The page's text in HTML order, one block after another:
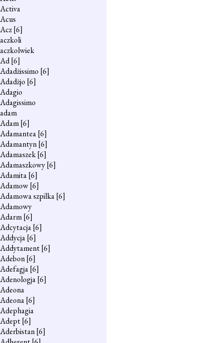
Activa
Acus
Acz[6]
aczkoli
aczkolwiek
Ad[6]
Adadżissimo [6]
Adadżjo [6]
Adagio
Adagissimo
adam
Adam[6]
Adamantea[6]
Adamantyn[6]
Adamaszek[6]
Adamaszkowy[6]
Adamita[6]
Adamow[6]
Adamowa szpilka[6]
Adamowy
Adarm[6]
Adcytacja[6]
Addycja[6]
Addytament[6]
Adebon[6]
Adefagja[6]
Adenologja[6]
Adeona
Adeona[6]
Adephagia
Adept[6]
Aderbistan[6]